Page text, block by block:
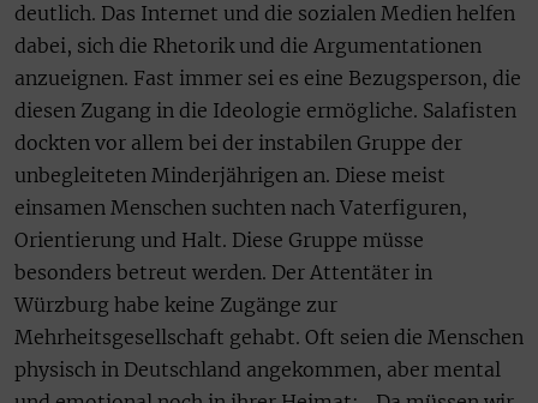
deutlich. Das Internet und die sozialen Medien helfen
dabei, sich die Rhetorik und die Argumentationen
anzueignen. Fast immer sei es eine Bezugsperson, die
diesen Zugang in die Ideologie ermögliche. Salafisten
dockten vor allem bei der instabilen Gruppe der
unbegleiteten Minderjährigen an. Diese meist
einsamen Menschen suchten nach Vaterfiguren,
Orientierung und Halt. Diese Gruppe müsse
besonders betreut werden. Der Attentäter in
Würzburg habe keine Zugänge zur
Mehrheitsgesellschaft gehabt. Oft seien die Menschen
physisch in Deutschland angekommen, aber mental